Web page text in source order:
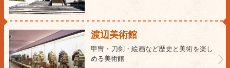
渡辺美術館
甲冑・刀剣・絵画など歴史と美術を楽し
める美術館